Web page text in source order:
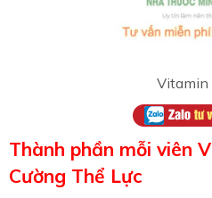
Vitamin
Thành phần mỗi viên
Cường Thể Lực